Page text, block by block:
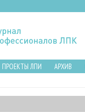
ПРОЕКТЫ ЛПИ АРХИВ